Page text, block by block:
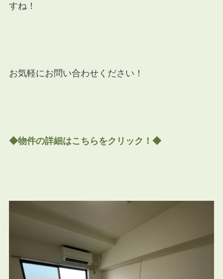
すね！
お気軽にお問い合わせください！
◆物件の詳細はこちらをクリック！◆